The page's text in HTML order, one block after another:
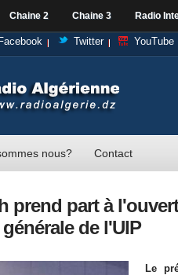
Chaine 2 Chaine 3 Radio
Facebook Twitter YouTube
nous? Contact
prend part à
de l'UIP
Le